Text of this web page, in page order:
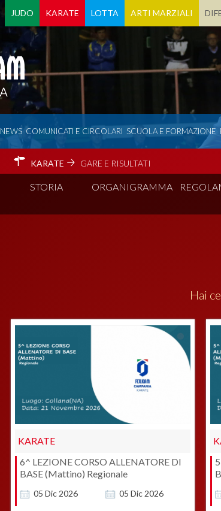
JUDO KARATE LOTTA ARTI MARZIALI
NEWS COMUNICATI E CIRCOLARI SCUOLA E FORMAZIONE
KARATE GARE E RISULTATI
STORIA ORGANIGRAMMA
Hai
KARATE
05 Dic 2026 05 Dic 2026
6^ LEZIONE CORSO ALLENATORE DI
BASE (Mattino) Regionale